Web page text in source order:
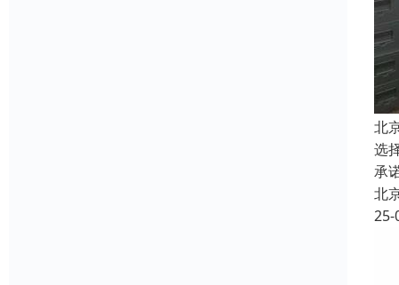
北
选
承
北
25-